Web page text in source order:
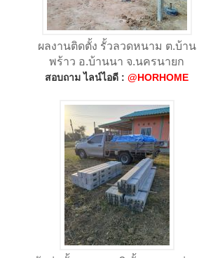
ผลงานติดตั้ง รั้วลวดหนาม ต.บ้าน
พร้าว อ.บ้านนา จ.นครนายก
สอบถาม ไลน์ไอดี :@HORHOME